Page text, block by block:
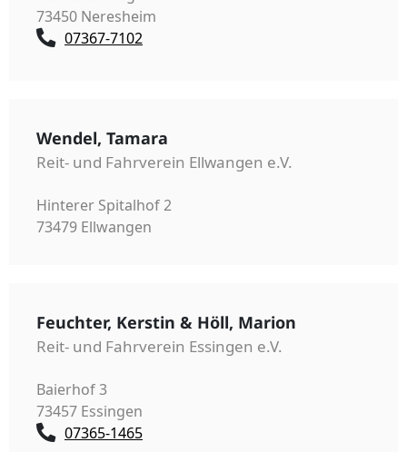
73450 Neresheim
07367-7102
Wendel, Tamara
Reit- und Fahrverein Ellwangen e.V.
Hinterer Spitalhof 2
73479 Ellwangen
Feuchter, Kerstin & Höll, Marion
Reit- und Fahrverein Essingen e.V.
Baierhof 3
73457 Essingen
07365-1465